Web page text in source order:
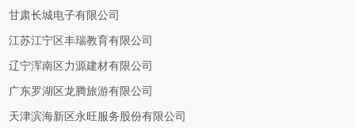
甘肃长城电子有限公司
江苏江宁区丰瑞教育有限公司
辽宁浑南区力源建材有限公司
广东罗湖区龙腾旅游有限公司
天津滨海新区永旺服务股份有限公司